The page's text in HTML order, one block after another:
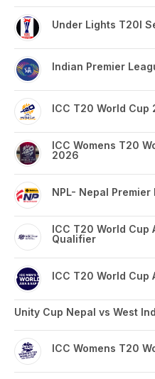
Under Lights T20I
Indian Premier
ICC T20 World Cup
ICC Womens T20
2026
NPL- Nepal
ICC T20 World Cup
Qualifier
ICC T20 World Cup
Unity Cup Nepal vs West
ICC Womens T20